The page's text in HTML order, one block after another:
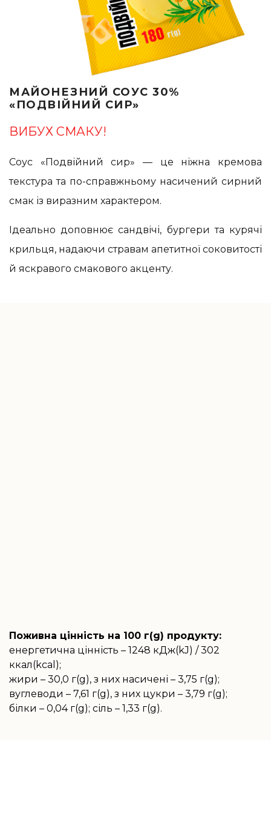
МАЙОНЕЗНИЙ СОУС 30%
«ПОДВІЙНИЙ СИР»
ВИБУХ СМАКУ!
Соус «Подвійний сир» — це ніжна кремова
текстура та по-справжньому насичений сирний
смак із виразним характером.
Ідеально доповнює сандвічі, бургери та курячі
крильця, надаючи стравам апетитної соковитості
й яскравого смакового акценту.
Поживна цінність на 100 г(g) продукту:
енергетична цінність – 1248 кДж(kJ) / 302
ккал(kcal);
жири – 30,0 г(g), з них насичені – 3,75 г(g);
вуглеводи – 7,61 г(g), з них цукри – 3,79 г(g);
білки – 0,04 г(g); сіль – 1,33 г(g).